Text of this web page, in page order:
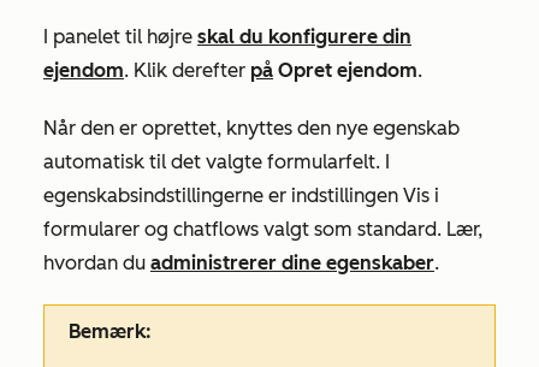
I panelet til højre skal du konfigurere din
ejendom. Klik derefter på Opret ejendom.
Når den er oprettet, knyttes den nye egenskab
automatisk til det valgte formularfelt. I
egenskabsindstillingerne er indstillingen Vis i
formularer og chatflows valgt som standard. Lær,
hvordan du administrerer dine egenskaber.
Bemærk: